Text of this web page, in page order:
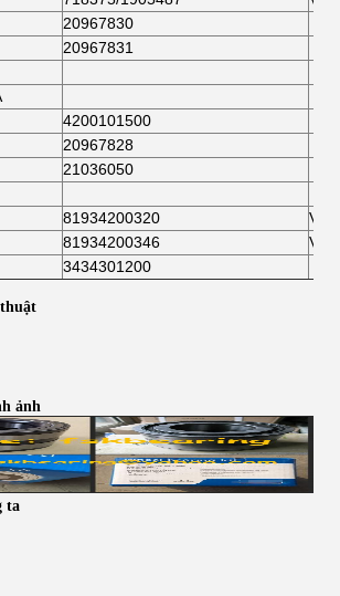
20967830
20967831
4200101500
20967828
21036050
81934200320
81934200346
3434301200
ảnh
ta